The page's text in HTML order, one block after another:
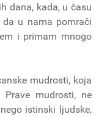
dana, kada, u času
u nama pomrači
i primam mnogo
mudrosti, koja
mudrosti, ne
istinski ljudske,